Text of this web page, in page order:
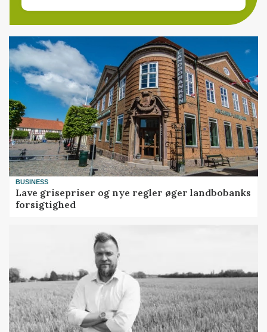
BUSINESS
Lave grisepriser og nye regler øger landbobanks
forsigtighed